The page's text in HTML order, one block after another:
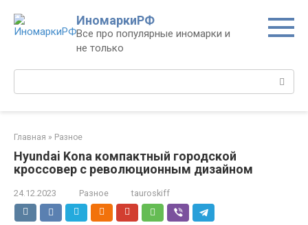
контенту
ИномаркиРФ
Все про популярные иномарки и
не только
Поиск:
Главная » Разное
Hyundai Kona компактный городской
кроссовер с революционным дизайном
24.12.2023 Разное tauroskiff